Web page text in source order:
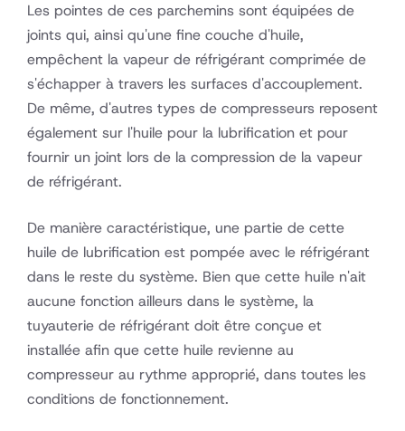
Les pointes de ces parchemins sont équipées de
joints qui, ainsi qu'une fine couche d'huile,
empêchent la vapeur de réfrigérant comprimée de
s'échapper à travers les surfaces d'accouplement.
De même, d'autres types de compresseurs reposent
également sur l'huile pour la lubrification et pour
fournir un joint lors de la compression de la vapeur
de réfrigérant.
De manière caractéristique, une partie de cette
huile de lubrification est pompée avec le réfrigérant
dans le reste du système. Bien que cette huile n'ait
aucune fonction ailleurs dans le système, la
tuyauterie de réfrigérant doit être conçue et
installée afin que cette huile revienne au
compresseur au rythme approprié, dans toutes les
conditions de fonctionnement.